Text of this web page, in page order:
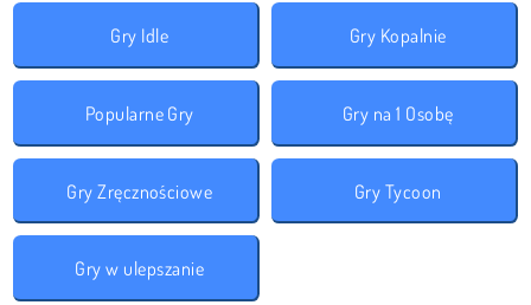
Gry Idle Gry Kopalnie
Popularne Gry Gry na 1 Osobę
Gry Zręcznościowe Gry Tycoon
Gry w ulepszanie